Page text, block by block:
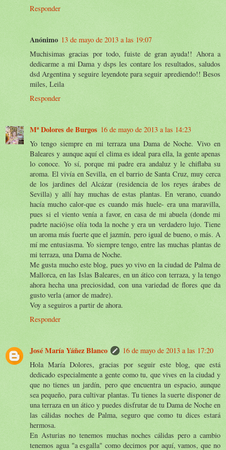
Responder
Anónimo 13 de mayo de 2013 a las 19:07
Muchisimas gracias por todo, fuiste de gran ayuda!! Ahora a
dedicarme a mi Dama y dsps les contare los resultados, saludos
dsd Argentina y seguire leyendote para seguir aprediendo!! Besos
miles, Leila
Responder
Mª Dolores de Burgos 16 de mayo de 2013 a las 14:23
Yo tengo siempre en mi terraza una Dama de Noche. Vivo en
Baleares y aunque aquí el clima es ideal para ella, la gente apenas
lo conoce. Yo sí, porque mi padre era andaluz y le chiflaba su
aroma. El vivía en Sevilla, en el barrio de Santa Cruz, muy cerca
de los jardines del Alcázar (residencia de los reyes árabes de
Sevilla) y allí hay muchas de estas plantas. En verano, cuando
hacía mucho calor-que es cuando más huele- era una maravilla,
pues si el viento venía a favor, en casa de mi abuela (donde mi
padrte nació)se olía toda la noche y era un verdadero lujo. Tiene
un aroma más fuerte que el jazmín, pero igual de bueno, o más. A
mí me entusiasma. Yo siempre tengo, entre las muchas plantas de
mi terraza, una Dama de Noche.
Me gusta mucho este blog, pues yo vivo en la ciudad de Palma de
Mallorca, en las Islas Baleares, en un ático con terraza, y la tengo
ahora hecha una preciosidad, con una variedad de flores que da
gusto verla (amor de madre).
Voy a seguiros a partir de ahora.
Responder
José María Yáñez Blanco
16 de mayo de 2013 a las 17:20
Hola María Dolores, gracias por seguir este blog, que está
dedicado especialmente a gente como tu, que vives en la ciudad y
que no tienes un jardín, pero que encuentra un espacio, aunque
sea pequeño, para cultivar plantas. Tu tienes la suerte disponer de
una terraza en un ático y puedes disfrutar de tu Dama de Noche en
las cálidas noches de Palma, seguro que como tu dices estará
hermosa.
En Asturias no tenemos muchas noches cálidas pero a cambio
tenemos agua "a esgalla" como decimos por aquí, vamos, que no